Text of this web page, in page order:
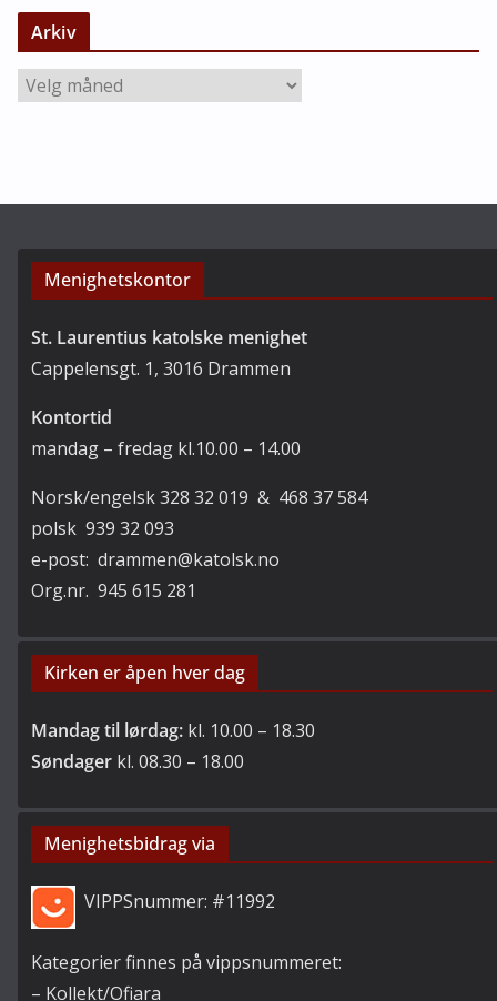
t
g
r
Arkiv
A
Menighetskontor
St. Laurentius katolske menighet
Cappelensgt. 1, 3016 Drammen
Kontortid
mandag – fredag kl.10.00 – 14.00
Norsk/engelsk 328 32 019 & 468 37 584
polsk 939 32 093
e-post: drammen@katolsk.no
Org.nr. 945 615 281
Kirken er åpen hver dag
Mandag til lørdag: kl. 10.00 – 18.30
Søndager kl. 08.30 – 18.00
Menighetsbidrag via
VIPPSnummer: #11992
Kategorier finnes på vippsnummeret:
– Kollekt/Ofiara